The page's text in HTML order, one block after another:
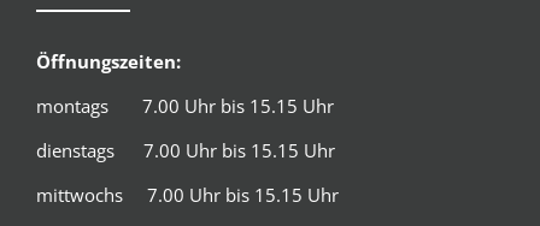
Öffnungszeiten:
montags 7.00 Uhr bis 15.15 Uhr
dienstags 7.00 Uhr bis 15.15 Uhr
mittwochs 7.00 Uhr bis 15.15 Uhr